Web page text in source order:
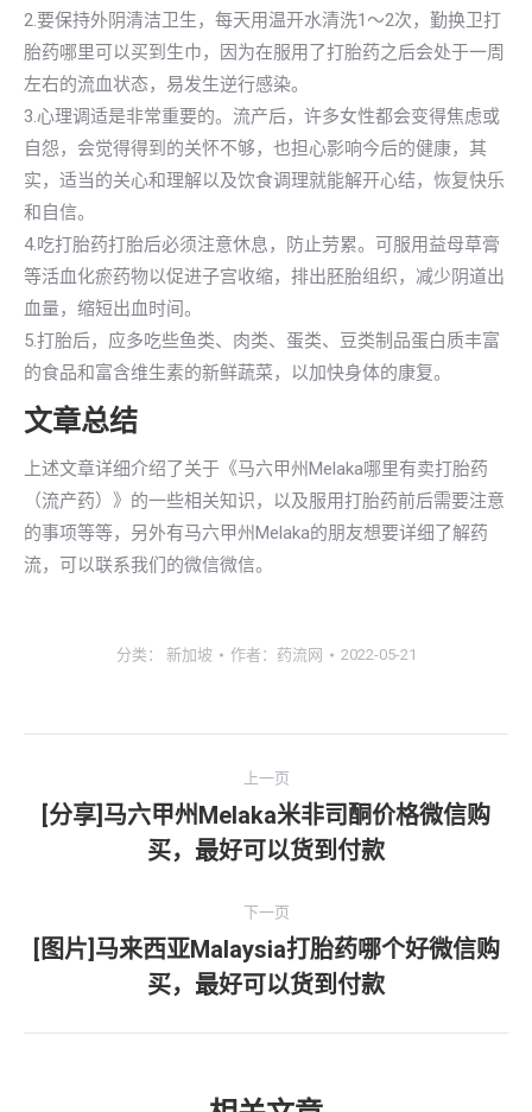
2.要保持外阴清洁卫生，每天用温开水清洗1～2次，勤换卫打
胎药哪里可以买到生巾，因为在服用了打胎药之后会处于一周
左右的流血状态，易发生逆行感染。
3.心理调适是非常重要的。流产后，许多女性都会变得焦虑或
自怨，会觉得得到的关怀不够，也担心影响今后的健康，其
实，适当的关心和理解以及饮食调理就能解开心结，恢复快乐
和自信。
4.吃打胎药打胎后必须注意休息，防止劳累。可服用益母草膏
等活血化瘀药物以促进子宫收缩，排出胚胎组织，减少阴道出
血量，缩短出血时间。
5.打胎后，应多吃些鱼类、肉类、蛋类、豆类制品蛋白质丰富
的食品和富含维生素的新鲜蔬菜，以加快身体的康复。
文章总结
上述文章详细介绍了关于《马六甲州Melaka哪里有卖打胎药
（流产药）》的一些相关知识，以及服用打胎药前后需要注意
的事项等等，另外有马六甲州Melaka的朋友想要详细了解药
流，可以联系我们的微信微信。
分类： 新加坡 作者： 药流网 2022-05-21
章
上一页
上
一
[分享]马六甲州Melaka米非司酮价格微信购
买，最好可以货到付款
下一页
一
文
[图片]马来西亚Malaysia打胎药哪个好微信购
买，最好可以货到付款